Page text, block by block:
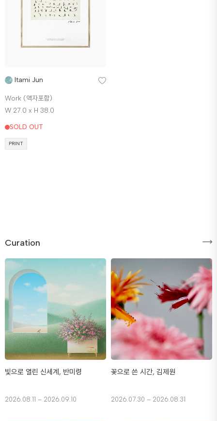
Itami Jun
Work (액자포함)
W 27.0 x H 38.0
SOLD OUT
PRINT
Curation
빛으로 열린 신세계, 반미령
2026.08.11 – 2026.09.10
꽃으로 쓴 시간, 김제원
2026.07.30 – 2026.08.31